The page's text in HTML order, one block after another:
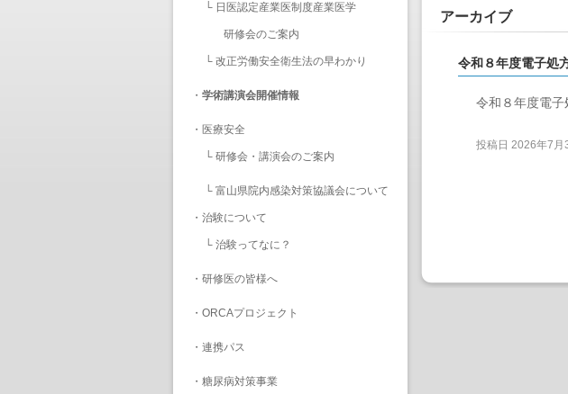
└ 日医認定産業医制度産業医学
研修会のご案内
└ 改正労働安全衛生法の早わかり
・ 学術講演会開催情報
・ 医療安全
└ 研修会・講演会のご案内
└ 富山県院内感染対策協議会について
・ 治験について
└ 治験ってなに？
・ 研修医の皆様へ
・ ORCAプロジェクト
・ 連携パス
・ 糖尿病対策事業
アーカイブ
令和８年度電子処
令和８年度電
投稿日 2026年7月